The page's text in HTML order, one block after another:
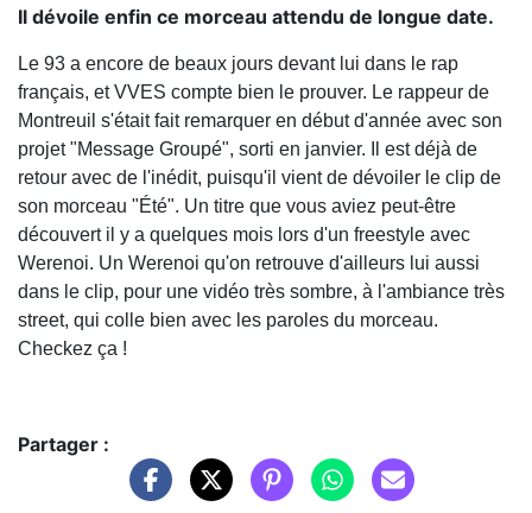
Il dévoile enfin ce morceau attendu de longue date.
Le 93 a encore de beaux jours devant lui dans le rap
français, et VVES compte bien le prouver. Le rappeur de
Montreuil s'était fait remarquer en début d'année avec son
projet "Message Groupé", sorti en janvier. Il est déjà de
retour avec de l'inédit, puisqu'il vient de dévoiler le clip de
son morceau "Été". Un titre que vous aviez peut-être
découvert il y a quelques mois lors d'un freestyle avec
Werenoi. Un Werenoi qu'on retrouve d'ailleurs lui aussi
dans le clip, pour une vidéo très sombre, à l'ambiance très
street, qui colle bien avec les paroles du morceau.
Checkez ça !
Partager :